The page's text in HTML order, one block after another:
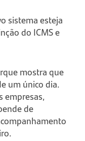
sistema esteja
do ICMS e
mostra que
um único dia.
empresas,
de